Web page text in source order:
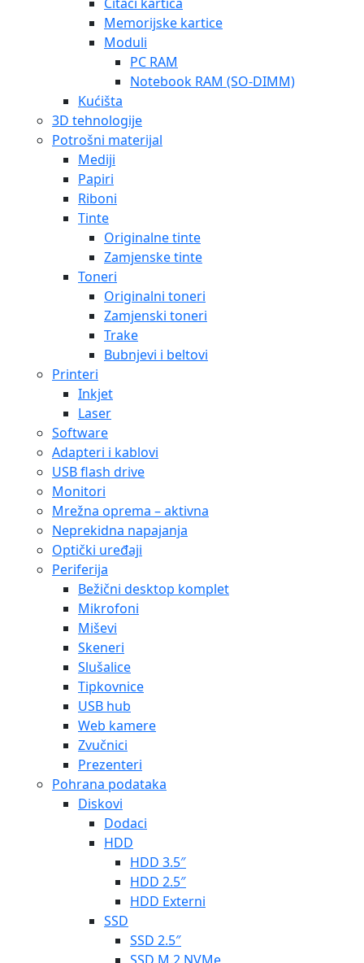
Memorijske kartice
Moduli
PC RAM
Notebook RAM (SO-DIMM)
Kućišta
3D tehnologije
Potrošni materijal
Mediji
Papiri
Riboni
Tinte
Originalne tinte
Zamjenske tinte
Toneri
Originalni toneri
Zamjenski toneri
Trake
Bubnjevi i beltovi
Printeri
Inkjet
Laser
Software
Adapteri i kablovi
USB flash drive
Monitori
Mrežna oprema – aktivna
Neprekidna napajanja
Optički uređaji
Periferija
Bežični desktop komplet
Mikrofoni
Miševi
Skeneri
Slušalice
Tipkovnice
USB hub
Web kamere
Zvučnici
Prezenteri
Pohrana podataka
Diskovi
Dodaci
HDD
HDD 3.5″
HDD 2.5″
HDD Externi
SSD
SSD 2.5″